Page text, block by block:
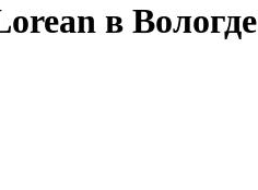
в Вологде